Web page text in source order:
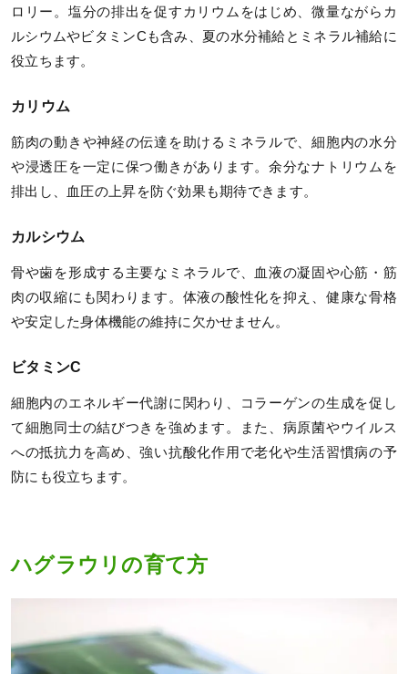
ロリー。塩分の排出を促すカリウムをはじめ、微量ながらカ
ルシウムやビタミンCも含み、夏の水分補給とミネラル補給に
役立ちます。
カリウム
筋肉の動きや神経の伝達を助けるミネラルで、細胞内の水分
や浸透圧を一定に保つ働きがあります。余分なナトリウムを
排出し、血圧の上昇を防ぐ効果も期待できます。
カルシウム
骨や歯を形成する主要なミネラルで、血液の凝固や心筋・筋
肉の収縮にも関わります。体液の酸性化を抑え、健康な骨格
や安定した身体機能の維持に欠かせません。
ビタミンC
細胞内のエネルギー代謝に関わり、コラーゲンの生成を促し
て細胞同士の結びつきを強めます。また、病原菌やウイルス
への抵抗力を高め、強い抗酸化作用で老化や生活習慣病の予
防にも役立ちます。
ハグラウリの育て方